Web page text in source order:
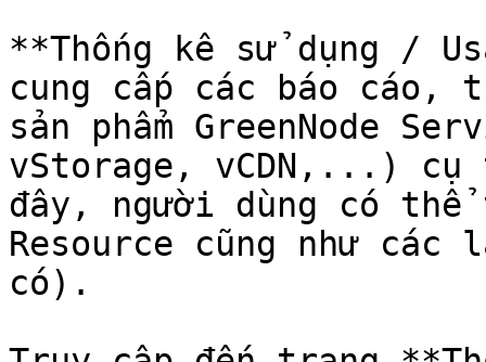
**Thống kê sử dụng /
cung cấp các báo cáo,
sản phẩm GreenNode
vStorage, vCDN,...) cụ
đây, người dùng có
Resource cũng như
có).